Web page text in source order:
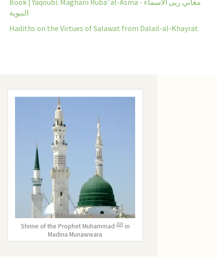
النبوية
Hadiths on the Virtues of Salawat from Dalail-al-Khayrat
Shrine of the Prophet Muhammad ﷺ in
Madina Munawwara